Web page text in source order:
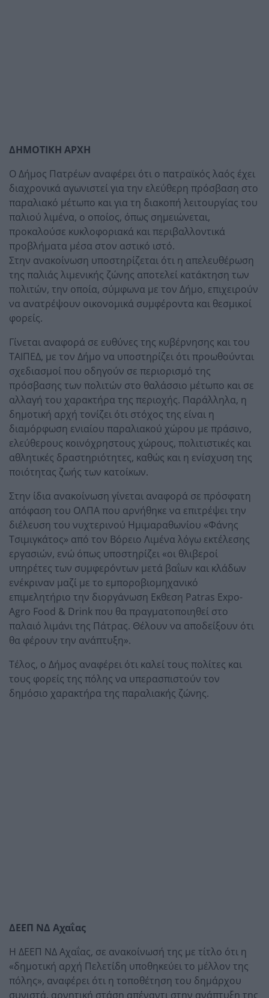
ΔΗΜΟΤΙΚΗ ΑΡΧΗ
Ο Δήμος Πατρέων αναφέρει ότι ο πατραϊκός λαός έχει
διαχρονικά αγωνιστεί για την ελεύθερη πρόσβαση στο
παραλιακό μέτωπο και για τη διακοπή λειτουργίας του
παλιού λιμένα, ο οποίος, όπως σημειώνεται,
προκαλούσε κυκλοφοριακά και περιβαλλοντικά
προβλήματα μέσα στον αστικό ιστό.
Στην ανακοίνωση υποστηρίζεται ότι η απελευθέρωση
της παλιάς λιμενικής ζώνης αποτελεί κατάκτηση των
πολιτών, την οποία, σύμφωνα με τον Δήμο, επιχειρούν
να ανατρέψουν οικονομικά συμφέροντα και θεσμικοί
φορείς.
Γίνεται αναφορά σε ευθύνες της κυβέρνησης και του
ΤΑΙΠΕΔ, με τον Δήμο να υποστηρίζει ότι προωθούνται
σχεδιασμοί που οδηγούν σε περιορισμό της
πρόσβασης των πολιτών στο θαλάσσιο μέτωπο και σε
αλλαγή του χαρακτήρα της περιοχής. Παράλληλα, η
δημοτική αρχή τονίζει ότι στόχος της είναι η
διαμόρφωση ενιαίου παραλιακού χώρου με πράσινο,
ελεύθερους κοινόχρηστους χώρους, πολιτιστικές και
αθλητικές δραστηριότητες, καθώς και η ενίσχυση της
ποιότητας ζωής των κατοίκων.
Στην ίδια ανακοίνωση γίνεται αναφορά σε πρόσφατη
απόφαση του ΟΛΠΑ που αρνήθηκε να επιτρέψει την
διέλευση του νυχτερινού Ημιμαραθωνίου «Φάνης
Τσιμιγκάτος» από τον Βόρειο Λιμένα λόγω εκτέλεσης
εργασιών, ενώ όπως υποστηρίζει «οι θλιβεροί
υπηρέτες των συμφερόντων μετά βαΐων και κλάδων
ενέκριναν μαζί με το εμποροβιομηχανικό
επιμελητήριο την διοργάνωση Εκθεση Patras Expo-
Agro Food & Drink που θα πραγματοποιηθεί στο
παλαιό λιμάνι της Πάτρας. Θέλουν να αποδείξουν ότι
θα φέρουν την ανάπτυξη».
Τέλος, ο Δήμος αναφέρει ότι καλεί τους πολίτες και
τους φορείς της πόλης να υπερασπιστούν τον
δημόσιο χαρακτήρα της παραλιακής ζώνης.
ΔΕΕΠ ΝΔ Αχαΐας
Η ΔΕΕΠ ΝΔ Αχαΐας, σε ανακοίνωσή της με τίτλο ότι η
«δημοτική αρχή Πελετίδη υποθηκεύει το μέλλον της
πόλης», αναφέρει ότι η τοποθέτηση του δημάρχου
συνιστά, αρνητική στάση απέναντι στην ανάπτυξη της